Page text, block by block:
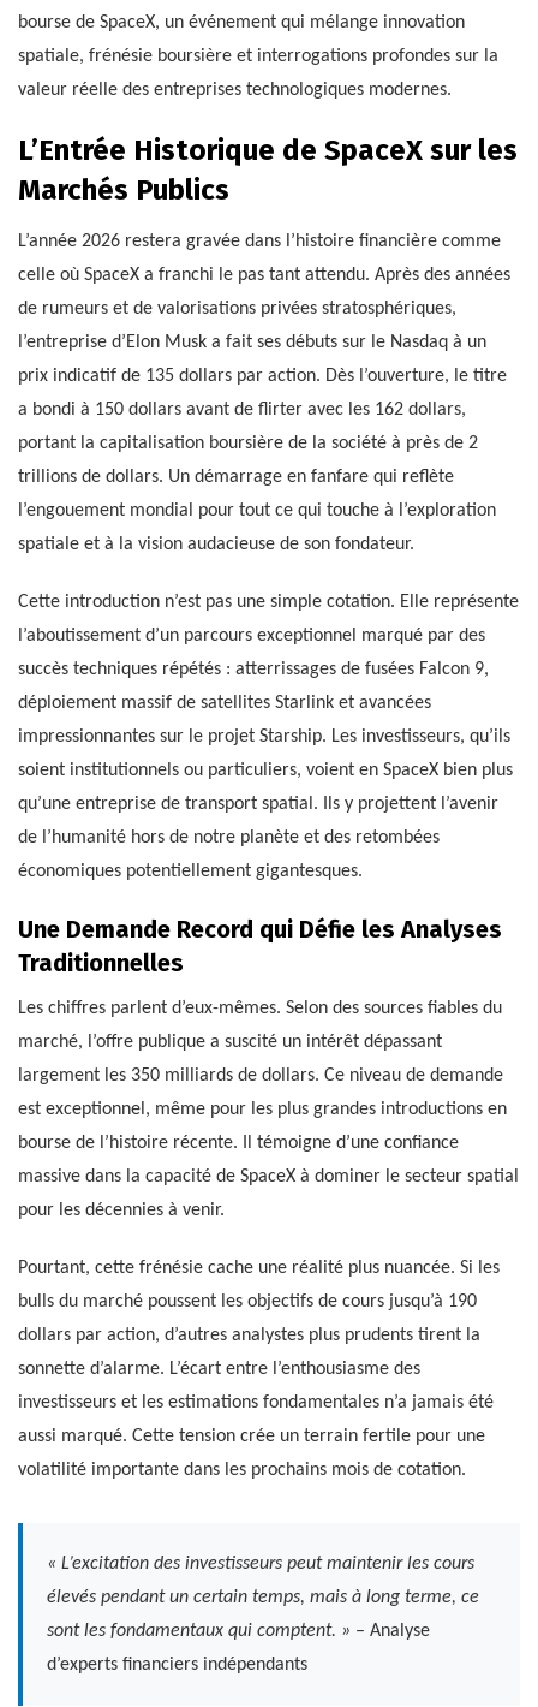
bourse de SpaceX, un événement qui mélange innovation
spatiale, frénésie boursière et interrogations profondes sur la
valeur réelle des entreprises technologiques modernes.
L’Entrée Historique de SpaceX sur les
Marchés Publics
L’année 2026 restera gravée dans l’histoire financière comme
celle où SpaceX a franchi le pas tant attendu. Après des années
de rumeurs et de valorisations privées stratosphériques,
l’entreprise d’Elon Musk a fait ses débuts sur le Nasdaq à un
prix indicatif de 135 dollars par action. Dès l’ouverture, le titre
a bondi à 150 dollars avant de flirter avec les 162 dollars,
portant la capitalisation boursière de la société à près de 2
trillions de dollars. Un démarrage en fanfare qui reflète
l’engouement mondial pour tout ce qui touche à l’exploration
spatiale et à la vision audacieuse de son fondateur.
Cette introduction n’est pas une simple cotation. Elle représente
l’aboutissement d’un parcours exceptionnel marqué par des
succès techniques répétés : atterrissages de fusées Falcon 9,
déploiement massif de satellites Starlink et avancées
impressionnantes sur le projet Starship. Les investisseurs, qu’ils
soient institutionnels ou particuliers, voient en SpaceX bien plus
qu’une entreprise de transport spatial. Ils y projettent l’avenir
de l’humanité hors de notre planète et des retombées
économiques potentiellement gigantesques.
Une Demande Record qui Défie les Analyses
Traditionnelles
Les chiffres parlent d’eux-mêmes. Selon des sources fiables du
marché, l’offre publique a suscité un intérêt dépassant
largement les 350 milliards de dollars. Ce niveau de demande
est exceptionnel, même pour les plus grandes introductions en
bourse de l’histoire récente. Il témoigne d’une confiance
massive dans la capacité de SpaceX à dominer le secteur spatial
pour les décennies à venir.
Pourtant, cette frénésie cache une réalité plus nuancée. Si les
bulls du marché poussent les objectifs de cours jusqu’à 190
dollars par action, d’autres analystes plus prudents tirent la
sonnette d’alarme. L’écart entre l’enthousiasme des
investisseurs et les estimations fondamentales n’a jamais été
aussi marqué. Cette tension crée un terrain fertile pour une
volatilité importante dans les prochains mois de cotation.
« L’excitation des investisseurs peut maintenir les cours
élevés pendant un certain temps, mais à long terme, ce
sont les fondamentaux qui comptent. » – Analyse
d’experts financiers indépendants